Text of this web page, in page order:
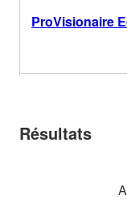
ProVisionaire
Résultats